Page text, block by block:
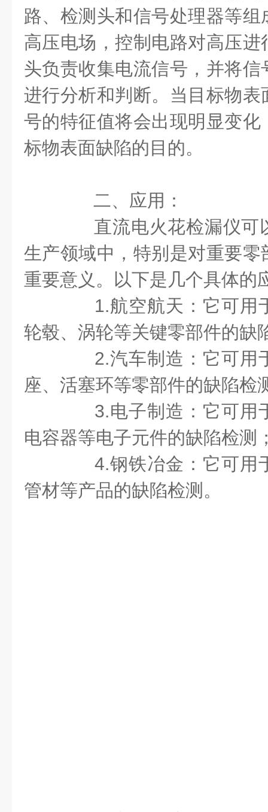
路、检测头和信号处理器等
高压电场，控制电路对高压
头负责收集电流信号，并将
进行分析和判断。当目标物
号的特征值将会出现明显变
标物表面缺陷的目的。
二、应用：
直流电火花检漏仪可
生产领域中，特别是对重要
重要意义。以下是几个具体的
1.航空航天：它可用
轮毂、涡轮等关键零部件的缺
2.汽车制造：它可用
座、活塞环等零部件的缺陷检
3.电子制造：它可用
电容器等电子元件的缺陷检测
4.钢铁冶金：它可用
管材等产品的缺陷检测。